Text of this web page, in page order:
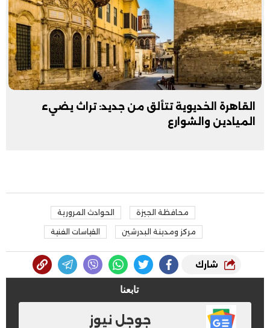
القاهرة الخديوية تتألق من جديد: تراث يضيء
الميادين والشوارع
محافظة الجيزة الحوادث المرورية
مركز ومدينة البدرشين القياسات الفنية
شارك
تابعنا
جوجل نيوز